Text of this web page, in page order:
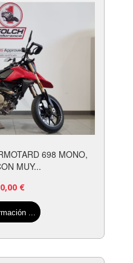
698 MONO,
MUY...
€
...